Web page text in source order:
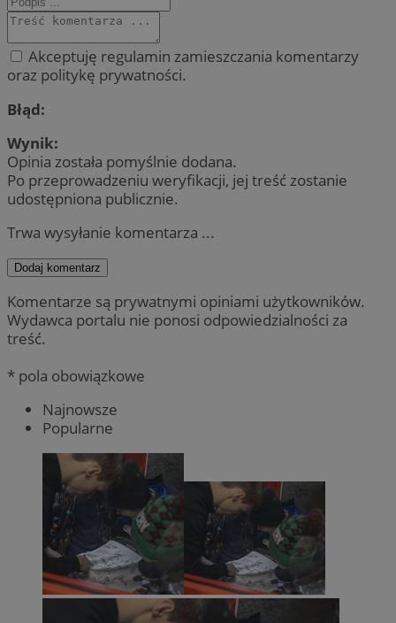
Akceptuję regulamin zamieszczania komentarzy
oraz politykę prywatności.
Błąd:
Wynik:
Opinia została pomyślnie dodana.
Po przeprowadzeniu weryfikacji, jej treść zostanie
udostępniona publicznie.
Trwa wysyłanie komentarza ...
Dodaj komentarz
Komentarze są prywatnymi opiniami użytkowników.
Wydawca portalu nie ponosi odpowiedzialności za
treść.
* pola obowiązkowe
Najnowsze
Popularne